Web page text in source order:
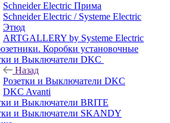
Schneider Electric Прима
Schneider Electric / Systeme Electric
Этюд
ARTGALLERY by Systeme Electric
Коробки установочные
и Выключатели DKC
Назад
Розетки и Выключатели DKC
DKC Avanti
и Выключатели BRITE
и Выключатели SKANDY